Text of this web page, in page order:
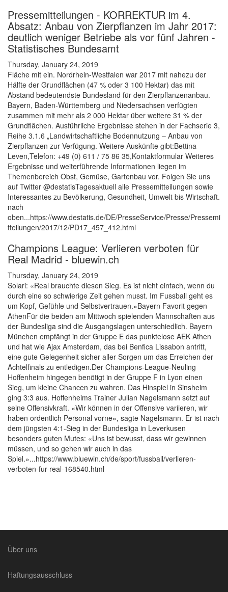
Pressemitteilungen - KORREKTUR im 4.
Absatz: Anbau von Zierpflanzen im Jahr 2017:
deutlich weniger Betriebe als vor fünf Jahren -
Statistisches Bundesamt
Thursday, January 24, 2019
Fläche mit ein. Nordrhein-Westfalen war 2017 mit nahezu der
Hälfte der Grundflächen (47 % oder 3 100 Hektar) das mit
Abstand bedeutendste Bundesland für den Zierpflanzenanbau.
Bayern, Baden-Württemberg und Niedersachsen verfügten
zusammen mit mehr als 2 000 Hektar über weitere 31 % der
Grundflächen. Ausführliche Ergebnisse stehen in der Fachserie 3,
Reihe 3.1.6 „Landwirtschaftliche Bodennutzung – Anbau von
Zierpflanzen zur Verfügung. Weitere Auskünfte gibt:Bettina
Leven,Telefon: +49 (0) 611 / 75 86 35,Kontaktformular Weiteres
Ergebnisse und weiterführende Informationen liegen im
Themenbereich Obst, Gemüse, Gartenbau vor. Folgen Sie uns
auf Twitter @destatisTagesaktuell alle Pressemitteilungen sowie
Interessantes zu Bevölkerung, Gesundheit, Umwelt bis Wirtschaft.
nach
oben...https://www.destatis.de/DE/PresseService/Presse/Pressemi
tteilungen/2017/12/PD17_457_412.html
Champions League: Verlieren verboten für
Real Madrid - bluewin.ch
Thursday, January 24, 2019
Solari: «Real brauchte diesen Sieg. Es ist nicht einfach, wenn du
durch eine so schwierige Zeit gehen musst. Im Fussball geht es
um Kopf, Gefühle und Selbstvertrauen.»Bayern Favorit gegen
AthenFür die beiden am Mittwoch spielenden Mannschaften aus
der Bundesliga sind die Ausgangslagen unterschiedlich. Bayern
München empfängt in der Gruppe E das punktelose AEK Athen
und hat wie Ajax Amsterdam, das bei Benfica Lissabon antritt,
eine gute Gelegenheit sicher aller Sorgen um das Erreichen der
Achtelfinals zu entledigen.Der Champions-League-Neuling
Hoffenheim hingegen benötigt in der Gruppe F in Lyon einen
Sieg, um kleine Chancen zu wahren. Das Hinspiel in Sinsheim
ging 3:3 aus. Hoffenheims Trainer Julian Nagelsmann setzt auf
seine Offensivkraft. «Wir können in der Offensive variieren, wir
haben ordentlich Personal vorne», sagte Nagelsmann. Er ist nach
dem jüngsten 4:1-Sieg in der Bundesliga in Leverkusen
besonders guten Mutes: «Uns ist bewusst, dass wir gewinnen
müssen, und so gehen wir auch in das
Spiel.»...https://www.bluewin.ch/de/sport/fussball/verlieren-
verboten-fur-real-168540.html
Über uns
Haftungsausschluss